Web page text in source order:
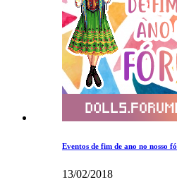
Eventos de fim de ano no nosso
13/02/2018